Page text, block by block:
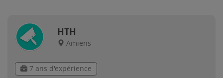
HTH
Amiens
7 ans d'expérience